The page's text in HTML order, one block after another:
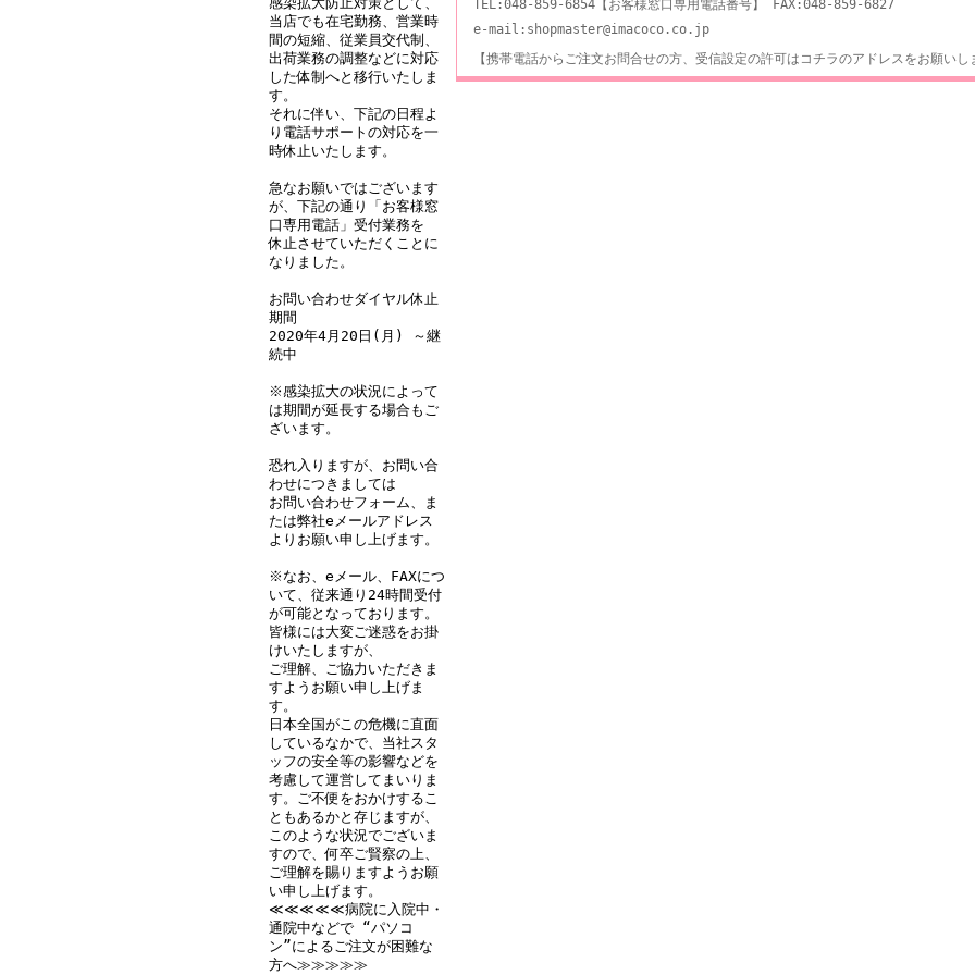
当店でも在宅勤務、営業時
間の短縮、従業員交代制、
出荷業務の調整などに対応
した体制へと移行いたしま
す。
それに伴い、下記の日程よ
り電話サポートの対応を一
時休止いたします。
急なお願いではございます
が、下記の通り「お客様窓
口専用電話」受付業務を
休止させていただくことに
なりました。
お問い合わせダイヤル休止
期間
2020年4月20日(月) ～継
続中
※感染拡大の状況によって
は期間が延長する場合もご
ざいます。
恐れ入りますが、お問い合
わせにつきましては
お問い合わせフォーム、ま
たは弊社eメールアドレス
よりお願い申し上げます。
※なお、eメール、FAXにつ
いて、従来通り24時間受付
が可能となっております。
皆様には大変ご迷惑をお掛
けいたしますが、
ご理解、ご協力いただきま
すようお願い申し上げま
す。
日本全国がこの危機に直面
しているなかで、当社スタ
ッフの安全等の影響などを
考慮して運営してまいりま
す。ご不便をおかけするこ
ともあるかと存じますが、
このような状況でございま
すので、何卒ご賢察の上、
ご理解を賜りますようお願
い申し上げます。
≪≪≪≪≪病院に入院中・
通院中などで “パソコ
ン”によるご注文が困難な
方へ≫≫≫≫≫
TEL:048-859-6854【お客様窓口専用電話番号】 FAX:048-859-6827
e-mail:shopmaster@imacoco.co.jp
【携帯電話からご注文お問合せの方、受信設定の許可はコチラのアドレスをお願いし